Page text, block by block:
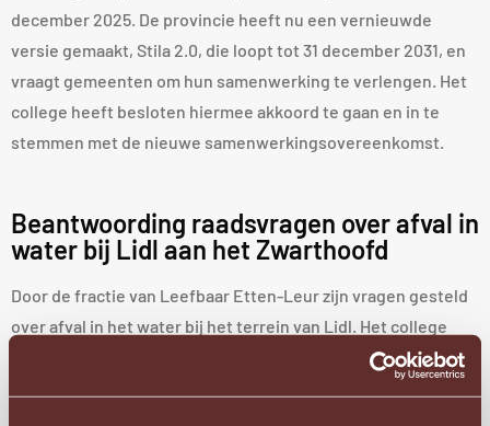
december 2025. De provincie heeft nu een vernieuwde
versie gemaakt, Stila 2.0, die loopt tot 31 december 2031, en
vraagt gemeenten om hun samenwerking te verlengen. Het
college heeft besloten hiermee akkoord te gaan en in te
stemmen met de nieuwe samenwerkingsovereenkomst.
Beantwoording raadsvragen over afval in
water bij Lidl aan het Zwarthoofd
Door de fractie van Leefbaar Etten-Leur zijn vragen gesteld
over afval in het water bij het terrein van Lidl. Het college
stuurt een brief naar de gemeenteraad waarin de vragen